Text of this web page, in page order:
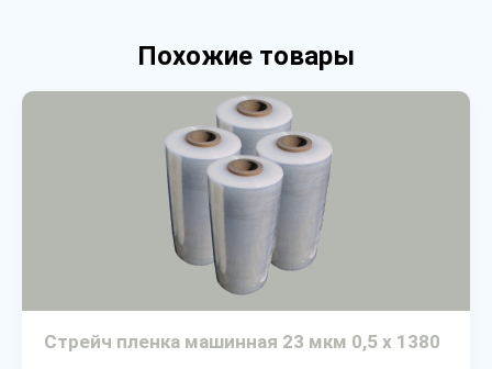
Похожие товары
Стрейч пленка машинная 23 мкм 0,5 х 1380